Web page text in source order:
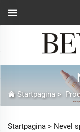
Startpagina>
Startpagina > Nevel